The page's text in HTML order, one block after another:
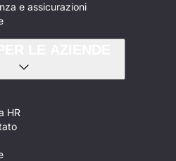
e assicurazioni
HR